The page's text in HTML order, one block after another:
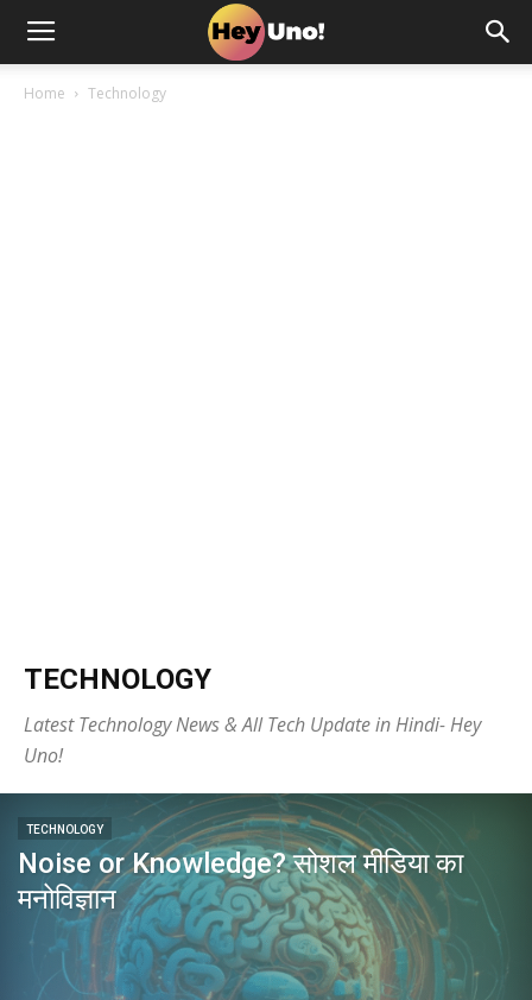
Home Technology
TECHNOLOGY
Latest Technology News & All Tech Update in Hindi- Hey
Uno!
TECHNOLOGY
Noise or Knowledge? सोशल मीडिया का
मनोविज्ञान